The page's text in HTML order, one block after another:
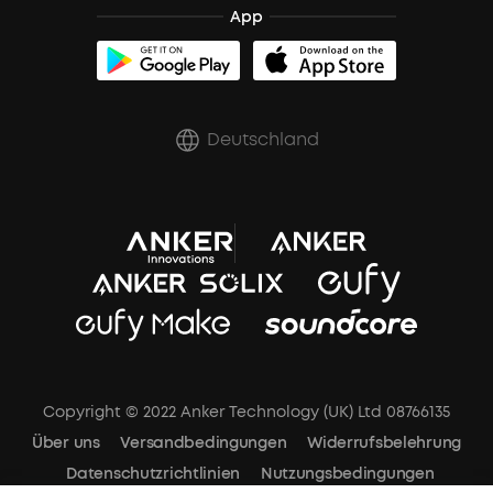
Zertifizierte Refurbished-Produkte
App
Deutschland
Copyright © 2022 Anker Technology (UK) Ltd 08766135
Über uns
Versandbedingungen
Widerrufsbelehrung
Datenschutzrichtlinien
Nutzungsbedingungen